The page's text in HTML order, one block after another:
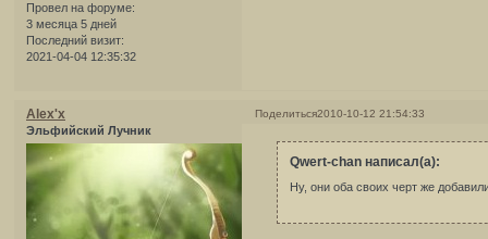
Провел на форуме:
3 месяца 5 дней
Последний визит:
2021-04-04 12:35:32
Поделиться2010-10-12 21:54:33
Alex'x
Эльфийский Лучник
Qwert-chan написал(а):
Ну, они оба своих черт же